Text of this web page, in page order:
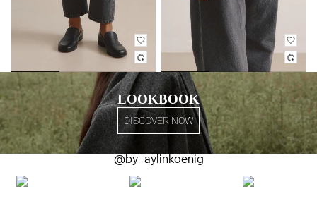
LOOKBOOK
DISCOVER NOW
@by_aylinkoenig